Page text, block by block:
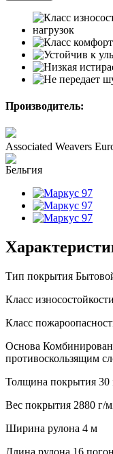
Производитель:
Associated Weavers
Тип покрытия
Класс износостойкости
Класс
Основа
противоскользящим
Толщина покрытия 30
Вес покрытия 2880 г/
Ширина рулона 4 м
Длина рулона 16